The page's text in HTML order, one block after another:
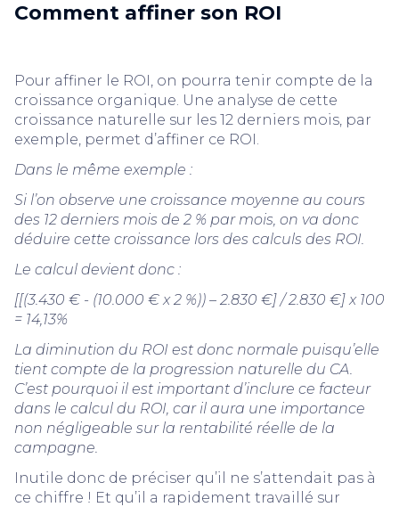
Comment affiner son ROI
Pour affiner le ROI, on pourra tenir compte de la
croissance organique. Une analyse de cette
croissance naturelle sur les 12 derniers mois, par
exemple, permet d’affiner ce ROI.
Dans le même exemple :
Si l’on observe une croissance moyenne au cours
des 12 derniers mois de 2 % par mois, on va donc
déduire cette croissance lors des calculs des ROI.
Le calcul devient donc :
[[(3.430 € - (10.000 € x 2 %)) – 2.830 €] / 2.830 €] x 100
= 14,13%
La diminution du ROI est donc normale puisqu’elle
tient compte de la progression naturelle du CA.
C’est pourquoi il est important d’inclure ce facteur
dans le calcul du ROI, car il aura une importance
non négligeable sur la rentabilité réelle de la
campagne.
Inutile donc de préciser qu’il ne s’attendait pas à
ce chiffre ! Et qu’il a rapidement travaillé sur